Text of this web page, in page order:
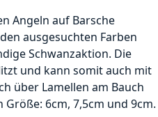
Angeln auf Barsche
ausgesuchten Farben
Schwanzaktion. Die
und kann somit auch mit
über Lamellen am Bauch
6cm, 7,5cm und 9cm.